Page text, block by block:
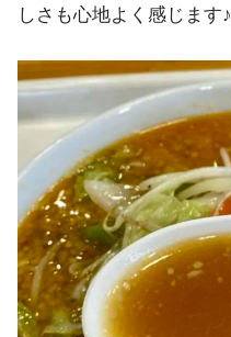
しさも心地よく感じます♪